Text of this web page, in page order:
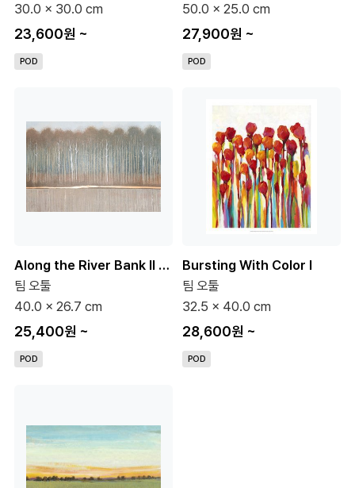
30.0 x 30.0 cm
23,600원 ~
POD
50.0 x 25.0 cm
27,900원 ~
POD
Along the River Bank II (우영우협찬)
팀 오툴
40.0 x 26.7 cm
25,400원 ~
POD
Bursting With Color I
팀 오툴
32.5 x 40.0 cm
28,600원 ~
POD